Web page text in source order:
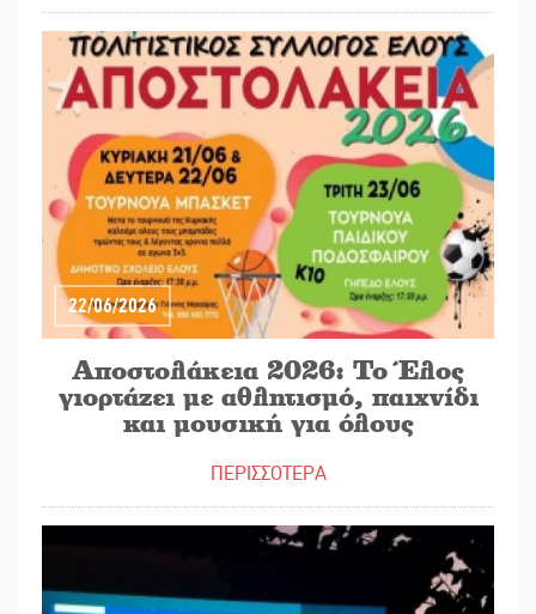
22/06/2026
Αποστολάκεια 2026: Το Έλος
γιορτάζει με αθλητισμό, παιχνίδι
και μουσική για όλους
ΠΕΡΙΣΣΟΤΕΡΑ